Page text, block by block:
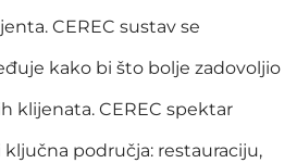
CEREC sustav se
kako bi što bolje zadovoljio
klijenata. CEREC spektar
područja: restauraciju,